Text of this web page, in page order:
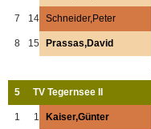
7 14 Schneider,Peter
8 15 Prassas,David
5
TV Tegernsee II
1 1 Kaiser,Günter